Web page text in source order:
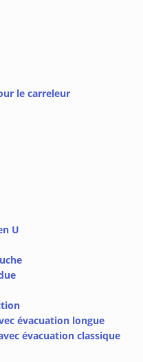
le carreleur
U
évacuation longue
évacuation classique